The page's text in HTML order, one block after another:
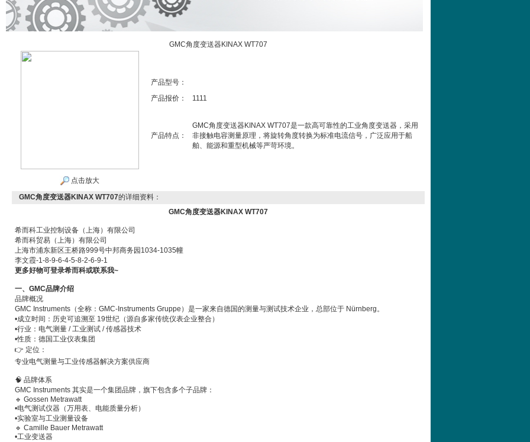
GMC角度变送器KINAX WT707
点击放大
产品型号：
产品报价：
1111
产品特点：
GMC角度变送器KINAX WT707是一款高可靠性的工业角度变送器，采用
非接触电容测量原理，将旋转角度转换为标准电流信号，广泛应用于船
舶、能源和重型机械等严苛环境。
GMC角度变送器KINAX WT707的详细资料：
GMC角度变送器KINAX WT707
希而科工业控制设备（上海）有限公司
希而科贸易（上海）有限公司
上海市浦东新区王桥路999号中邦商务园 1034-1035幢
李文霞-1-8-9-6-4-5-8-2-6-9-1
更多好物可登录希而科或联系我~
一、GMC品牌介绍
品牌概况
GMC Instruments（全称：GMC-Instruments Gruppe）是一家来自德国的测量与测试技术企业，总部位于 Nürnberg。
•成立时间：历史可追溯至 19世纪（源自多家传统仪表企业整合）
•行业：电气测量 / 工业测试 / 传感器技术
•性质：德国工业仪表集团
👉 定位：
专业电气测量与工业传感器解决方案供应商
🧠 品牌体系
GMC Instruments 其实是一个集团品牌，旗下包含多个子品牌：
🔹 Gossen Metrawatt
•电气测试仪器（万用表、电能质量分析）
•实验室与工业测量设备
🔹 Camille Bauer Metrawatt
•工业变送器